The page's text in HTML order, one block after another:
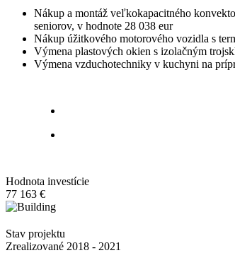
Nákup a montáž veľkokapacitného
seniorov, v hodnote 28 038 eur
Nákup úžitkového motorového vozidla s
Výmena plastových okien s izolačným
Výmena vzduchotechniky v kuchyni na
Hodnota investície
77 163 €
Stav projektu
Zrealizované 2018 - 2021